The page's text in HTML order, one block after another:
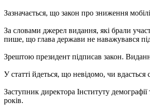
Зазначається, що закон про зниження
За словами джерел видання, які брали
пише, що глава держави не наважувався
Зрештою президент підписав закон.
У статті йдеться, що невідомо, чи вдасться
Заступник директора Інституту
років.